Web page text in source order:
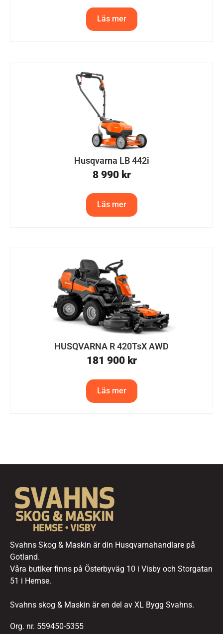
Läs mer
Husqvarna LB 442i
8 990 kr
Läs mer
HUSQVARNA R 420TsX AWD
181 900 kr
Läs mer
Svahns Skog & Maskin är din Husqvarnahandlare på
Gotland.
Våra butiker finns på Österbyväg 10 i Visby och Storgatan
51 i Hemse.
Svahns skog & Maskin är en del av XL Bygg Svahns.
Org. nr. 559450-5355